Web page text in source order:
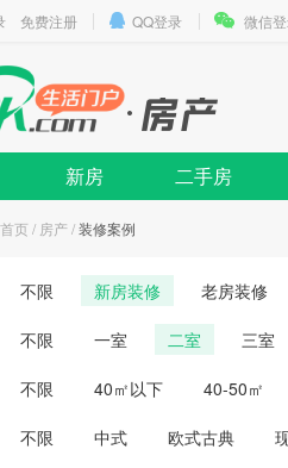
免费注册 QQ登录 微信
新房 二手房
首页 / 房产/装修案例
不限 新房装修 老房装修
不限 一室 二室 三室
不限 40㎡以下 40-50㎡
不限 中式 欧式古典